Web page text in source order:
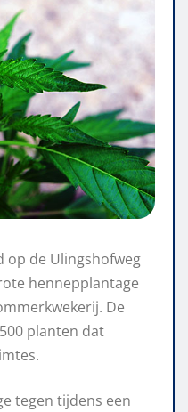
op de Ulingshofweg
hennepplantage
De
planten dat
tegen tijdens een